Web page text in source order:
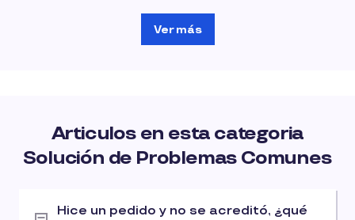
Ver más
Articulos en esta categoria
Solución de Problemas Comunes
Hice un pedido y no se acreditó, ¿qué